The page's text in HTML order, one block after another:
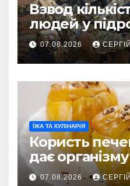
Взвод
людей у
07.08.2026
ЇЖА ТА КУЛІНАРІЯ
Користь
дає
07.08.2026